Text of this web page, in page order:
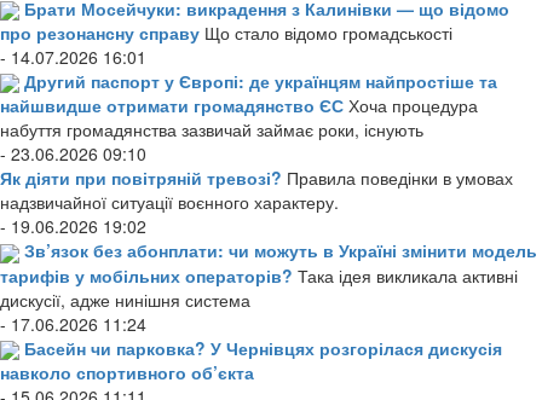
Брати Мосейчуки: викрадення з Калинівки — що відомо
про резонансну справу Що стало відомо громадськості
- 14.07.2026 16:01
Другий паспорт у Європі: де українцям найпростіше та
найшвидше отримати громадянство ЄС Хоча процедура
набуття громадянства зазвичай займає роки, існують
- 23.06.2026 09:10
Як діяти при повітряній тревозі? Правила поведінки в умовах
надзвичайної ситуації воєнного характеру.
- 19.06.2026 19:02
Зв’язок без абонплати: чи можуть в Україні змінити модель
тарифів у мобільних операторів? Така ідея викликала активні
дискусії, адже нинішня система
- 17.06.2026 11:24
Басейн чи парковка? У Чернівцях розгорілася дискусія
навколо спортивного об’єкта